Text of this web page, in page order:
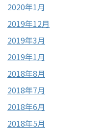
2020年1月
2019年12月
2019年3月
2019年1月
2018年8月
2018年7月
2018年6月
2018年5月